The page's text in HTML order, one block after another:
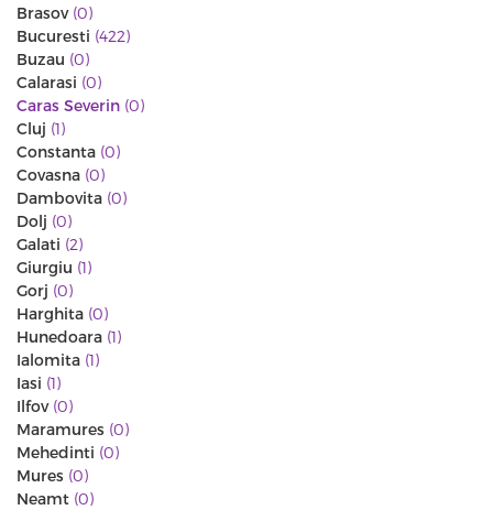
Brasov (0)
Bucuresti (422)
Buzau (0)
Calarasi (0)
Caras Severin (0)
Cluj (1)
Constanta (0)
Covasna (0)
Dambovita (0)
Dolj (0)
Galati (2)
Giurgiu (1)
Gorj (0)
Harghita (0)
Hunedoara (1)
Ialomita (1)
Iasi (1)
Ilfov (0)
Maramures (0)
Mehedinti (0)
Mures (0)
Neamt (0)